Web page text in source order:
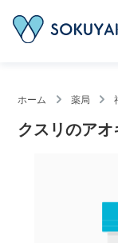
ホーム 薬局
クスリのア